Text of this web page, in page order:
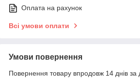
Оплата на рахунок
Всі умови оплати
Умови повернення
Повернення товару впродовж 14 днів за